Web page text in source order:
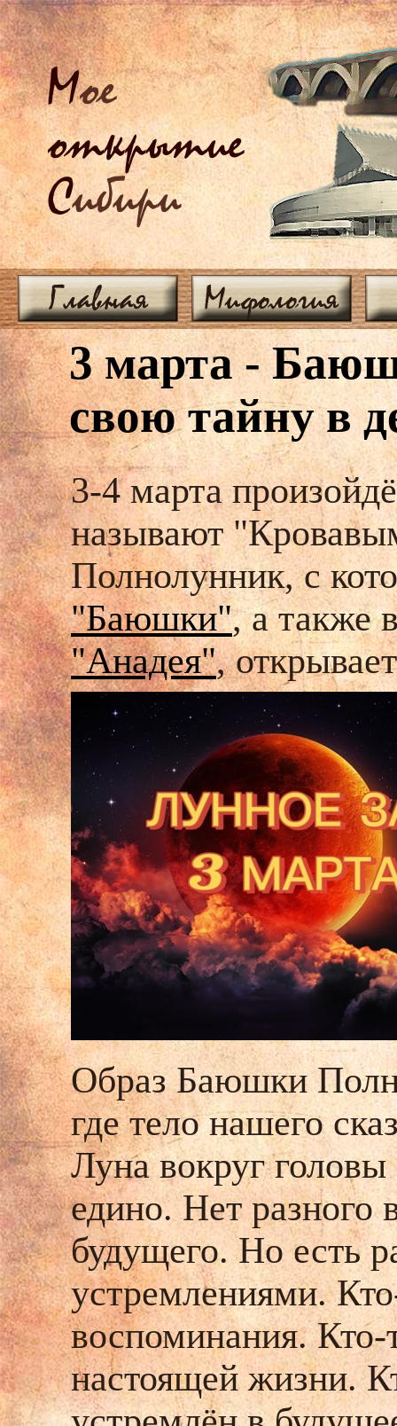
Мое
открытие
Сибири
Главная Мифология
3 марта -
свою тайну в
3-4 марта
называют
Полнолунник, с
"Баюшки", а также
"Анадея",
Образ Баюшки
где тело нашего
Луна вокруг
едино. Нет разного
будущего. Но есть
устремлениями.
воспоминания. Кто-
настоящей жизни.